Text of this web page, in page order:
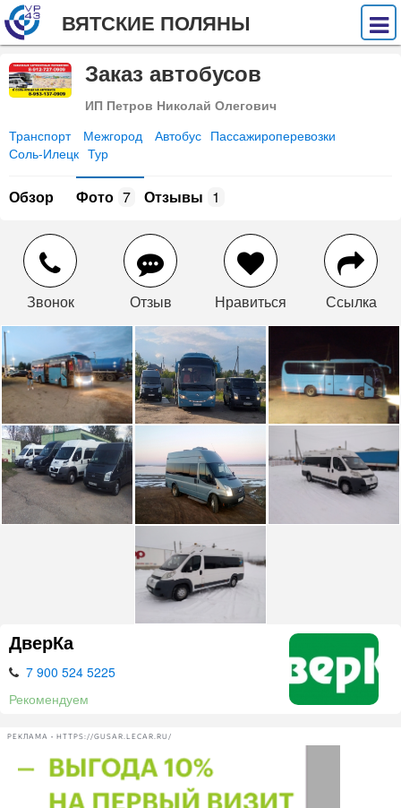
ВЯТСКИЕ ПОЛЯНЫ
Заказ автобусов
ИП Петров Николай Олегович
Транспорт Межгород Автобус Пассажироперевозки
Соль-Илецк Тур
Обзор Фото 7 Отзывы 1
Звонок Отзыв Нравиться Ссылка
ДверКа
7 900 524 5225
Рекомендуем
РЕКЛАМА • HTTPS://GUSAR.LECAR.RU/